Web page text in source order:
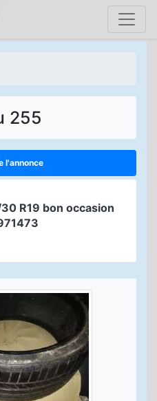
255
l'annonce
R19 bon occasion